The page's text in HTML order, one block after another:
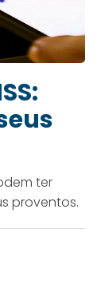
ter
proventos.